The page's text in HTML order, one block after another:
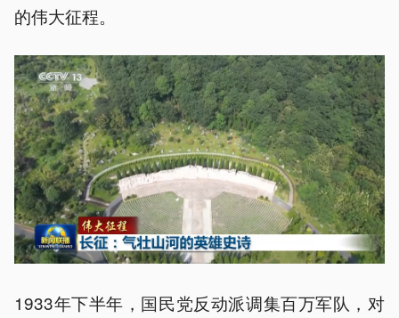
的伟大征程。
1933年下半年，国民党反动派调集百万军队，对